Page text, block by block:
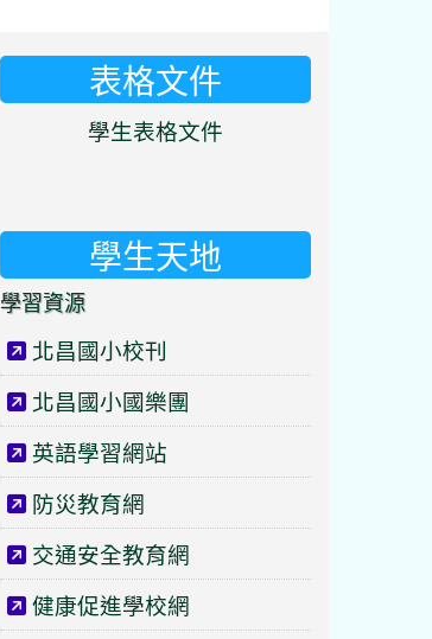
表格文件
學生表格文件
學生天地
學習資源
北昌國小校刊
北昌國小國樂團
英語學習網站
防災教育網
交通安全教育網
健康促進學校網